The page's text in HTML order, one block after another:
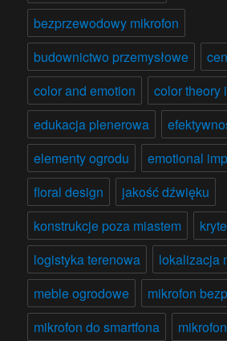
bezprzewodowy mikrofon
budownictwo przemysłowe
color and emotion
color theory
edukacja plenerowa
elementy ogrodu
emotional
floral design
jakość dźwięku
konstrukcje poza miastem
logistyka terenowa
lokalizacja
meble ogrodowe
mikrofon
mikrofon do smartfona